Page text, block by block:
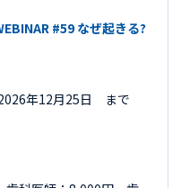
#59 なぜ起きる?
年12月25日 まで